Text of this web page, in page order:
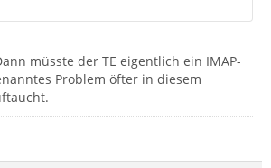
müsste der TE eigentlich ein IMAP-
Problem öfter in diesem